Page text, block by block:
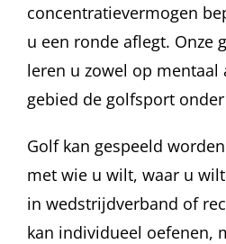
concentratievermogen
u een ronde aflegt. Onze
leren u zowel op mentaal
gebied de golfsport
Golf kan gespeeld
met wie u wilt, waar u
in wedstrijdverband of
kan individueel oefenen,